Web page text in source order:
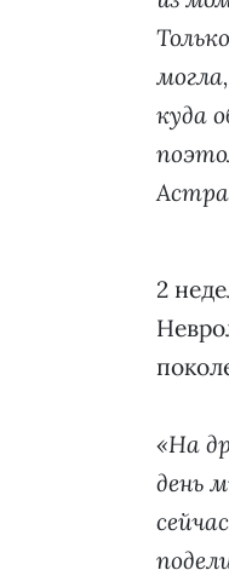
куда
2
«На
день